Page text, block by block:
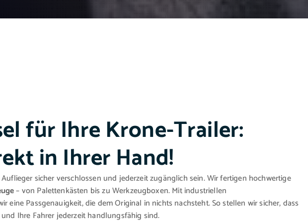
für Ihre Krone-Trailer:
in Ihrer Hand!
sicher verschlossen und jederzeit zugänglich sein. Wir fertigen hochwertige
– von Palettenkästen bis zu Werkzeugboxen. Mit industriellen
eine Passgenauigkeit, die dem Original in nichts nachsteht. So stellen wir sicher, dass
Ihre Fahrer jederzeit handlungsfähig sind.